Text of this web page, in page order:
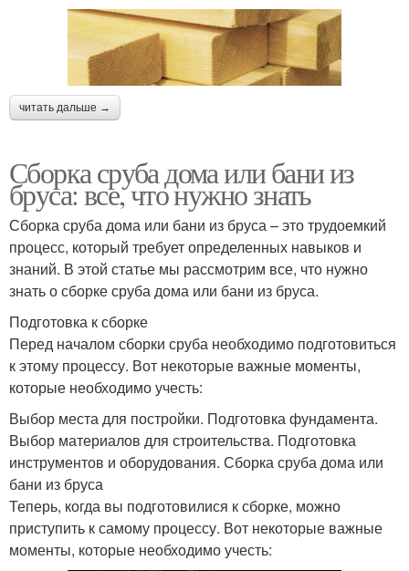
читать дальше →
Сборка сруба дома или бани из
бруса: все, что нужно знать
Сборка сруба дома или бани из бруса – это трудоемкий
процесс, который требует определенных навыков и
знаний. В этой статье мы рассмотрим все, что нужно
знать о сборке сруба дома или бани из бруса.
Подготовка к сборке
Перед началом сборки сруба необходимо подготовиться
к этому процессу. Вот некоторые важные моменты,
которые необходимо учесть:
Выбор места для постройки. Подготовка фундамента.
Выбор материалов для строительства. Подготовка
инструментов и оборудования. Сборка сруба дома или
бани из бруса
Теперь, когда вы подготовилися к сборке, можно
приступить к самому процессу. Вот некоторые важные
моменты, которые необходимо учесть: